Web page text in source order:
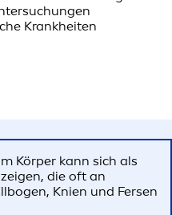
Krankheiten
Körper kann sich als
die oft an
Knien und Fersen